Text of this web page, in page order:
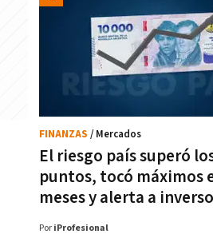
El riesgo país superó
puntos, tocó máximos
meses y alerta a
FINANZAS / Mercados
Por iProfesional